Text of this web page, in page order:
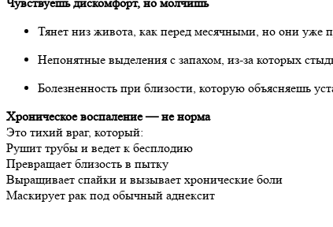
Чувствуешь дискомфорт, но молчишь
Тянет низ живота, как перед месячными, но они уже
Непонятные выделения с запахом, из-за которых
Болезненность при близости, которую объясняешь
Хроническое воспаление — не норма
Это тихий враг, который:
Рушит трубы и ведет к бесплодию
Превращает близость в пытку
Выращивает спайки и вызывает хронические боли
Маскирует рак под обычный аднексит